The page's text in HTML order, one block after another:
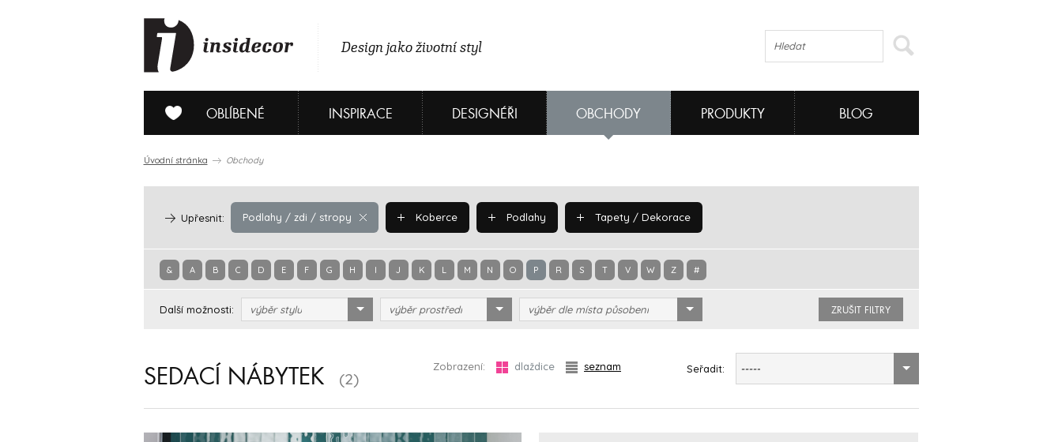
Design jako životní styl
OBLÍBENÉ INSPIRACE DESIGNÉŘI OBCHODY PRODUKTY BLOG
Úvodní stránka Obchody
Podlahy / zdi / stropy
Upřesnit: Koberce Podlahy Tapety / Dekorace
& A B C D E F G H I J K L M N O P R S T V W Z #
Další možnosti: výběr stylu výběr prostředí výběr dle místa působení ZRUŠIT FILTRY
SEDACÍ NÁBYTEK (2)
Zobrazení: dlaždice seznam Seřadit: -----